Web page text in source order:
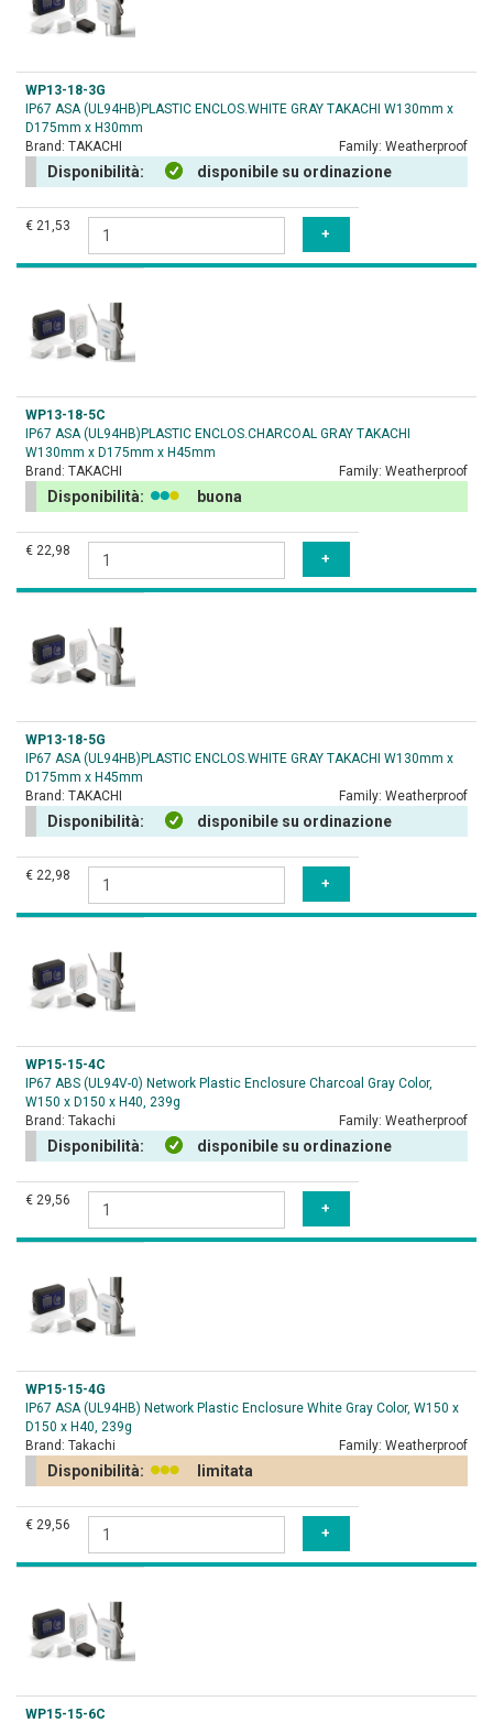
WP13-18-3G
IP67 ASA (UL94HB)PLASTIC ENCLOS.WHITE GRAY TAKACHI W130mm x
D175mm x H30mm
Brand: TAKACHI Family: Weatherproof
Disponibilità: disponibile su ordinazione
€ 21,53
WP13-18-5C
IP67 ASA (UL94HB)PLASTIC ENCLOS.CHARCOAL GRAY TAKACHI
W130mm x D175mm x H45mm
Brand: TAKACHI Family: Weatherproof
Disponibilità: buona
€ 22,98
WP13-18-5G
IP67 ASA (UL94HB)PLASTIC ENCLOS.WHITE GRAY TAKACHI W130mm x
D175mm x H45mm
Brand: TAKACHI Family: Weatherproof
Disponibilità: disponibile su ordinazione
€ 22,98
WP15-15-4C
IP67 ABS (UL94V-0) Network Plastic Enclosure Charcoal Gray Color,
W150 x D150 x H40, 239g
Brand: Takachi Family: Weatherproof
Disponibilità: disponibile su ordinazione
€ 29,56
WP15-15-4G
IP67 ASA (UL94HB) Network Plastic Enclosure White Gray Color, W150 x
D150 x H40, 239g
Brand: Takachi Family: Weatherproof
Disponibilità: limitata
€ 29,56
WP15-15-6C